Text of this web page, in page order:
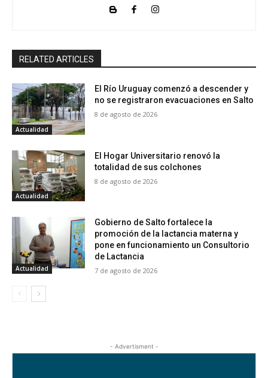
RELATED ARTICLES
Actualidad
El Río Uruguay comenzó a descender y
no se registraron evacuaciones en Salto
8 de agosto de 2026
Actualidad
El Hogar Universitario renovó la
totalidad de sus colchones
8 de agosto de 2026
Actualidad
Gobierno de Salto fortalece la
promoción de la lactancia materna y
pone en funcionamiento un Consultorio
de Lactancia
7 de agosto de 2026
- Advertisment -